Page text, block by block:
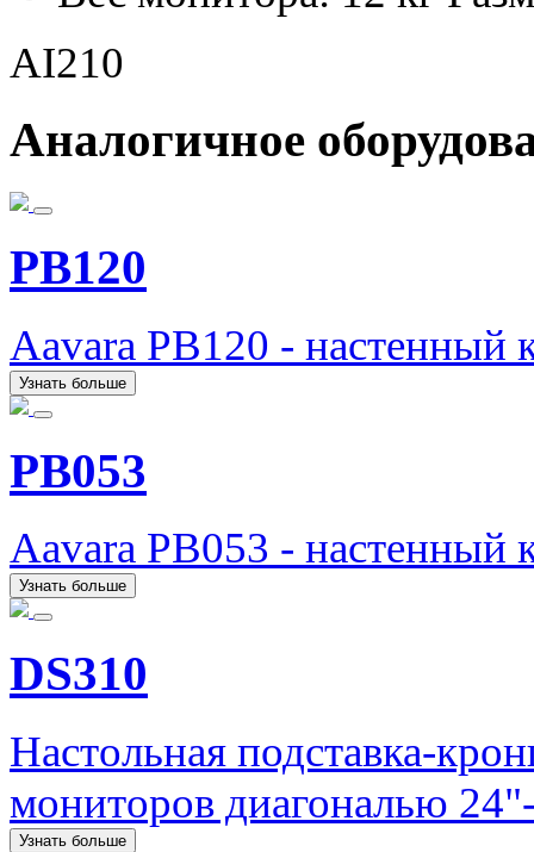
AI210
Аналогичное
PB120
Aavara PB120 - настенный
Узнать больше
PB053
Aavara PB053 - настенный
Узнать больше
DS310
Настольная подставка-
мониторов диагональю
Узнать больше